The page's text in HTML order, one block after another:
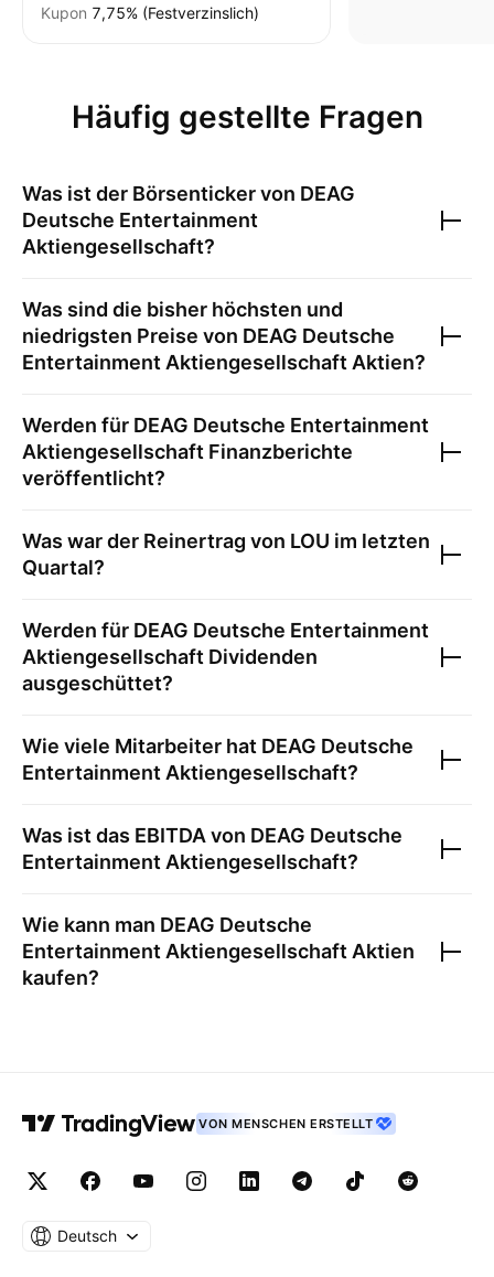
Kupon 7,75% (Festverzinslich)
Häufig gestellte Fragen
Was ist der Börsenticker von DEAG
Deutsche Entertainment
Aktiengesellschaft?
Was sind die bisher höchsten und
niedrigsten Preise von DEAG Deutsche
Entertainment Aktiengesellschaft Aktien?
Werden für DEAG Deutsche Entertainment
Aktiengesellschaft Finanzberichte
veröffentlicht?
Was war der Reinertrag von LOU im letzten
Quartal?
Werden für DEAG Deutsche Entertainment
Aktiengesellschaft Dividenden
ausgeschüttet?
Wie viele Mitarbeiter hat DEAG Deutsche
Entertainment Aktiengesellschaft?
Was ist das EBITDA von DEAG Deutsche
Entertainment Aktiengesellschaft?
Wie kann man DEAG Deutsche
Entertainment Aktiengesellschaft Aktien
kaufen?
VON MENSCHEN ERSTELLT
Deutsch